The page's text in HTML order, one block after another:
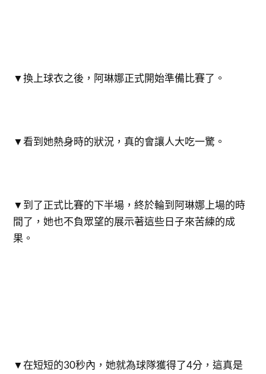
▼換上球衣之後，阿琳娜正式開始準備比賽了。
▼看到她熱身時的狀況，真的會讓人大吃一驚。
▼到了正式比賽的下半場，終於輪到阿琳娜上場的時
間了，她也不負眾望的展示著這些日子來苦練的成
果。
▼在短短的30秒內，她就為球隊獲得了4分，這真是